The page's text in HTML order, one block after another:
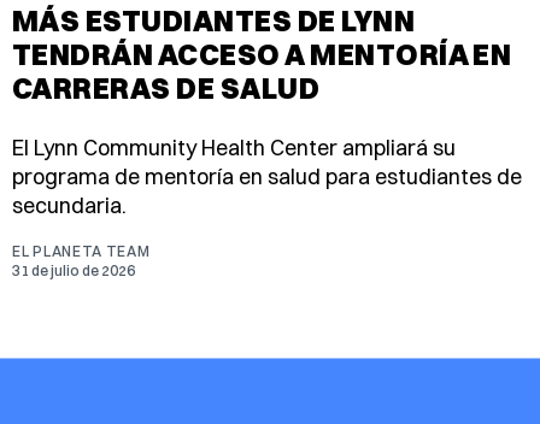
MÁS ESTUDIANTES DE LYNN
TENDRÁN ACCESO A MENTORÍA EN
CARRERAS DE SALUD
El Lynn Community Health Center ampliará su
programa de mentoría en salud para estudiantes de
secundaria.
EL PLANETA TEAM
31 de julio de 2026